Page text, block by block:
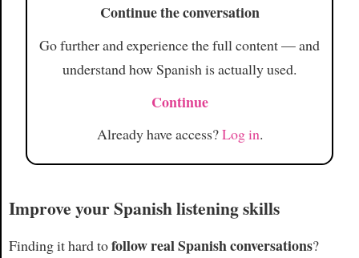
Continue the conversation
Go further and experience the full content — and
understand how Spanish is actually used.
Continue
Already have access?Log in.
Improve your Spanish listening skills
Finding it hard tofollow real Spanish conversations?